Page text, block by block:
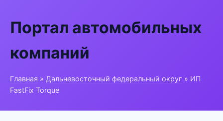
Портал автомобильных
компаний
Главная » Дальневосточный федеральный округ » ИП
FastFix Torque